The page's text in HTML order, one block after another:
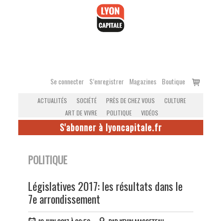
Se connecter S’enregistrer Magazines Boutique
Voir
ACTUALITÉS SOCIÉTÉ PRÈS DE CHEZ VOUS
CULTURE
ART DE VIVRE
POLITIQUE VIDÉOS
S'abonner à lyoncapitale.fr
POLITIQUE
Législatives 2017: les résultats dans le
7e arrondissement